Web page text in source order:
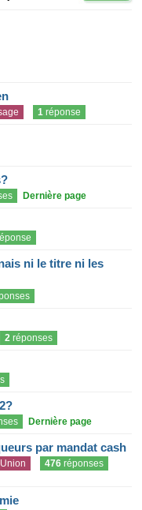
1 réponse
Dernière page
ni le titre ni les
2 réponses
Dernière page
par mandat cash
476 réponses